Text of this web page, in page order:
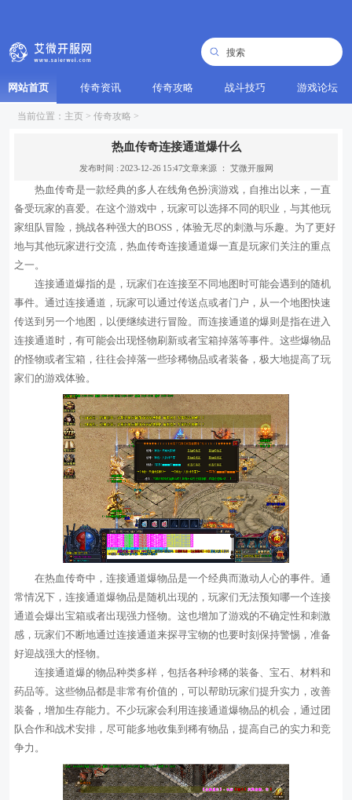
网站首页 传奇资讯 传奇攻略 战斗技巧 游戏论坛
当前位置： 主页 > 传奇攻略 >
热血传奇连接通道爆什么
发布时间 : 2023-12-26 15:47文章来源 ： 艾微开服网
热血传奇是一款经典的多人在线角色扮演游戏，自推出以来，一直
备受玩家的喜爱。在这个游戏中，玩家可以选择不同的职业，与其他玩
家组队冒险，挑战各种强大的BOSS，体验无尽的刺激与乐趣。为了更好
地与其他玩家进行交流，热血传奇连接通道爆一直是玩家们关注的重点
之一。
连接通道爆指的是，玩家们在连接至不同地图时可能会遇到的随机
事件。通过连接通道，玩家可以通过传送点或者门户，从一个地图快速
传送到另一个地图，以便继续进行冒险。而连接通道的爆则是指在进入
连接通道时，有可能会出现怪物刷新或者宝箱掉落等事件。这些爆物品
的怪物或者宝箱，往往会掉落一些珍稀物品或者装备，极大地提高了玩
家们的游戏体验。
在热血传奇中，连接通道爆物品是一个经典而激动人心的事件。通
常情况下，连接通道爆物品是随机出现的，玩家们无法预知哪一个连接
通道会爆出宝箱或者出现强力怪物。这也增加了游戏的不确定性和刺激
感，玩家们不断地通过连接通道来探寻宝物的也要时刻保持警惕，准备
好迎战强大的怪物。
连接通道爆的物品种类多样，包括各种珍稀的装备、宝石、材料和
药品等。这些物品都是非常有价值的，可以帮助玩家们提升实力，改善
装备，增加生存能力。不少玩家会利用连接通道爆物品的机会，通过团
队合作和战术安排，尽可能多地收集到稀有物品，提高自己的实力和竞
争力。